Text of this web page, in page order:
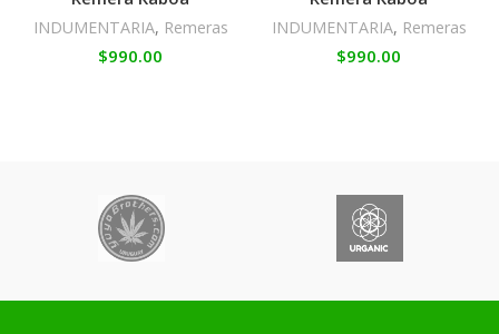
INDUMENTARIA, Remeras
$990.00
INDUMENTARIA, Remeras
$990.00